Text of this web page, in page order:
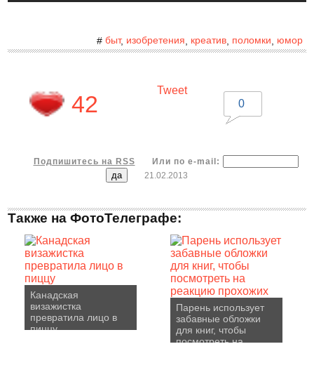
# быт, изобретения креатив, поломки юмор
42
Tweet
0
Подпишитесь на RSS
Или по e-mail:
21.02.2013
Также на ФотоТелеграфе:
Канадская
визажистка
превратила лицо в
пиццу
Парень использует
забавные обложки
для книг, чтобы
посмотреть на